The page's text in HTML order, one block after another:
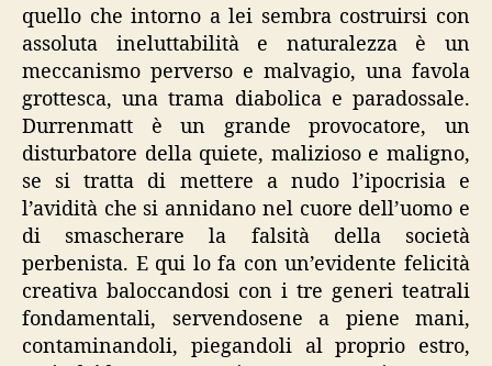
quello che intorno a lei sembra costruirsi con
assoluta ineluttabilità e naturalezza è un
meccanismo perverso e malvagio, una favola
grottesca, una trama diabolica e paradossale.
Durrenmatt è un grande provocatore, un
disturbatore della quiete, malizioso e maligno,
se si tratta di mettere a nudo l’ipocrisia e
l’avidità che si annidano nel cuore dell’uomo e
di smascherare la falsità della società
perbenista. E qui lo fa con un’evidente felicità
creativa baloccandosi con i tre generi teatrali
fondamentali, servendosene a piene mani,
contaminandoli, piegandoli al proprio estro,